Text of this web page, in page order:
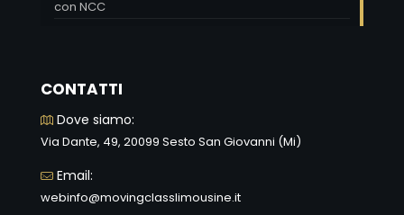
con NCC
CONTATTI
Dove siamo:
Via Dante, 49, 20099 Sesto San Giovanni (Mi)
Email:
webinfo@movingclasslimousine.it